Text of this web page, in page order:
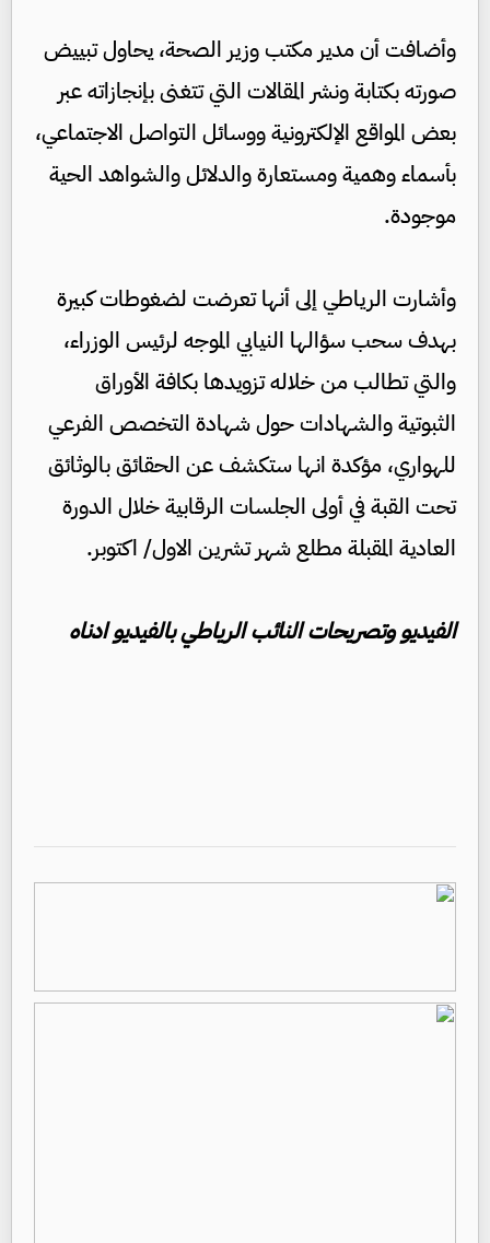
وأضافت أن مدير مكتب وزير الصحة، يحاول تبييض
صورته بكتابة ونشر المقالات التي تتغنى بإنجازاته عبر
بعض المواقع الإلكترونية ووسائل التواصل الاجتماعي،
بأسماء وهمية ومستعارة والدلائل والشواهد الحية
موجودة.
وأشارت الرياطي إلى أنها تعرضت لضغوطات كبيرة
بهدف سحب سؤالها النيابي الموجه لرئيس الوزراء،
والتي تطالب من خلاله تزويدها بكافة الأوراق
الثبوتية والشهادات حول شهادة التخصص الفرعي
للهواري، مؤكدة انها ستكشف عن الحقائق بالوثائق
تحت القبة في أولى الجلسات الرقابية خلال الدورة
العادية المقبلة مطلع شهر تشرين الاول/ اكتوبر.
الفيديو وتصريحات النائب الرياطي بالفيديو ادناه